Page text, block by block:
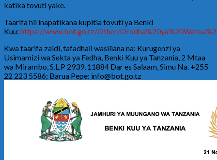
katika tovuti yake.
Taarifa hii inapatikana kupitia tovuti ya Benki
Kuu: https://www.bot.go.tz/Other/
Kwa taarifa zaidi, tafadhali wasiliana na: Kurugenzi ya
Usimamizi wa Sekta ya Fedha, Benki Kuu ya Tanzania, 2 Mtaa
wa Mirambo, S.L.P 2939, 11884 Dar es Salaam, Simu Na. +255
22 223 5586; Barua Pepe: info@bot.go.tz